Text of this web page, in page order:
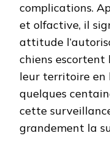
complications.
et olfactive, il
attitude
chiens escortent
leur territoire en
quelques
cette
grandement la